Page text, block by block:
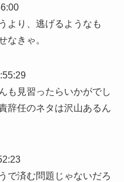
より、逃げるようなも
なきゃ。
も見習ったらいかがでし
辞任のネタは沢山あるん
で済む問題じゃないだろ